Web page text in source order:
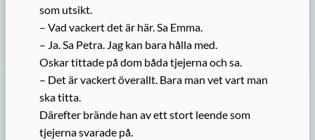
som utsikt.
– Vad vackert det är här. Sa Emma.
– Ja. Sa Petra. Jag kan bara hålla med.
Oskar tittade på dom båda tjejerna och sa.
– Det är vackert överallt. Bara man vet vart man
ska titta.
Därefter brände han av ett stort leende som
tjejerna svarade på.